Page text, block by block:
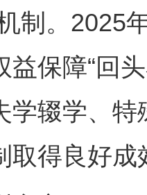
制。2025
益保障“回
学辍学、
取得良好成